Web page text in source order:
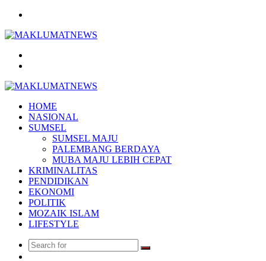
HOME
NASIONAL
SUMSEL
SUMSEL MAJU
PALEMBANG BERDAYA
MUBA MAJU LEBIH CEPAT
KRIMINALITAS
PENDIDIKAN
EKONOMI
POLITIK
MOZAIK ISLAM
LIFESTYLE
Search